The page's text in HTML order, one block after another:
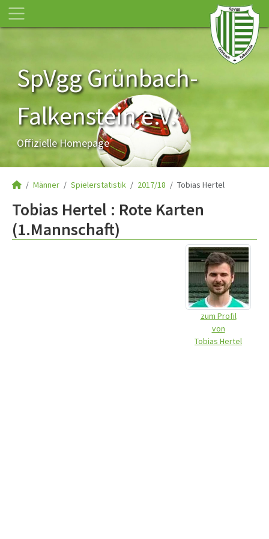
SpVgg Grünbach-
Falkenstein e.V.
Offizielle Homepage
Männer Spielerstatistik 2017/18 Tobias Hertel
Tobias Hertel : Rote Karten
(1.Mannschaft)
zum Profil
von
Tobias Hertel